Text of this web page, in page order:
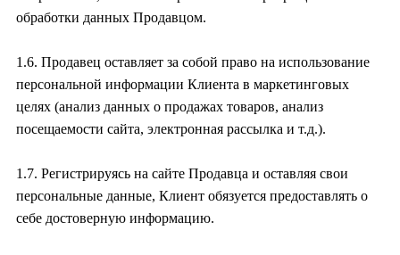
обработки данных Продавцом.
1.6. Продавец оставляет за собой право на использование
персональной информации Клиента в маркетинговых
целях (анализ данных о продажах товаров, анализ
посещаемости сайта, электронная рассылка и т.д.).
1.7. Регистрируясь на сайте Продавца и оставляя свои
персональные данные, Клиент обязуется предоставлять о
себе достоверную информацию.